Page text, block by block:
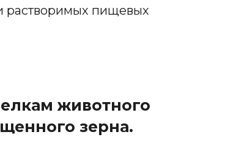
растворимых пищевых
животного
зерна.